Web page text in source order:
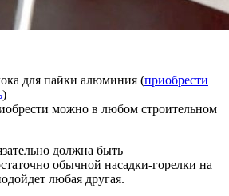
для пайки алюминия (приобрести
)
можно в любом строительном
должна быть
обычной насадки-горелки на
любая другая.